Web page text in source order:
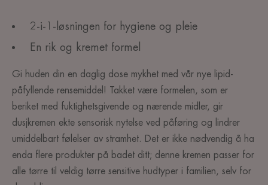
2-i-1-løsningen for hygiene og pleie
En rik og kremet formel
Gi huden din en daglig dose mykhet med vår nye lipid-
påfyllende rensemiddel! Takket være formelen, som er
beriket med fuktighetsgivende og nærende midler, gir
dusjkremen ekte sensorisk nytelse ved påføring og lindrer
umiddelbart følelser av stramhet. Det er ikke nødvendig å ha
enda flere produkter på badet ditt; denne kremen passer for
alle tørre til veldig tørre sensitive hudtyper i familien, selv for